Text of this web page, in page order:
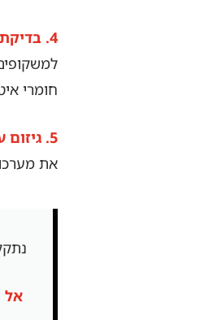
4. בדיקת איטום סביב חלונות ודלתות מרתף:
חומרי
5. גיזום עצים וענפים:
את
אל